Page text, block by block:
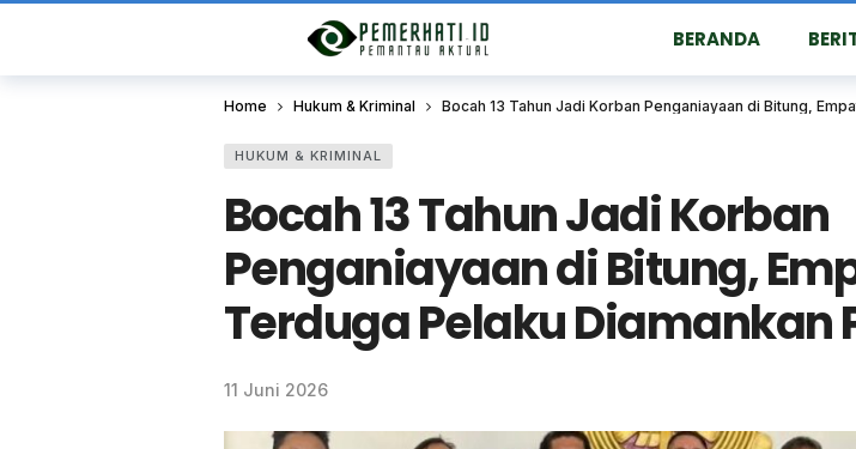
BERANDA
Home Hukum & Kriminal Bocah 13 Tahun Jadi Korban Penganiayaan di Bitung,
HUKUM & KRIMINAL
Bocah 13 Tahun Jadi Korban
Penganiayaan di Bitung,
Terduga Pelaku Diamankan
11 Juni 2026